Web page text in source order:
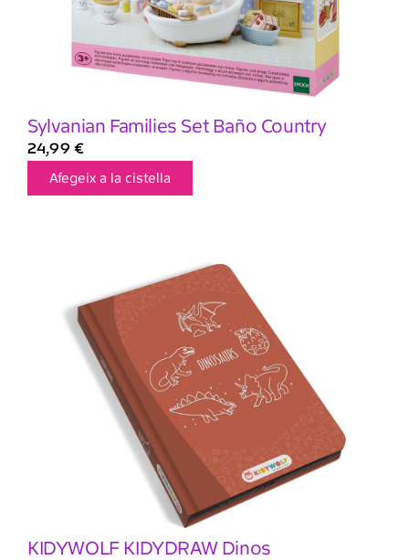
Sylvanian Families Set Baño Country
24,99 €
Afegeix a la cistella
KIDYWOLF KIDYDRAW Dinos